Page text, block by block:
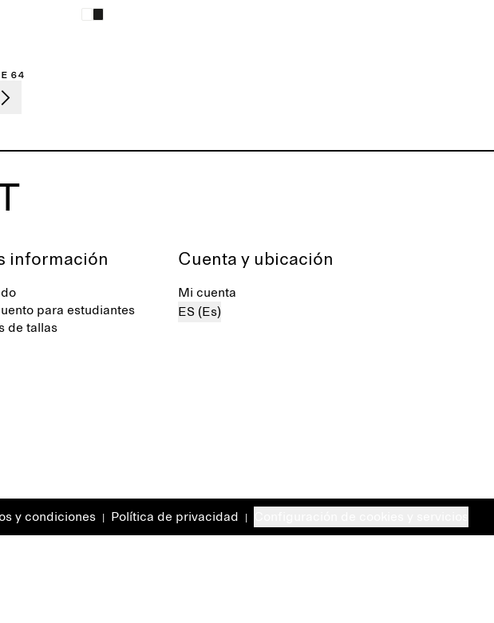
64
información
para estudiantes
de tallas
Cuenta y ubicación
Mi cuenta
ES (Es)
y condiciones Política de privacidad